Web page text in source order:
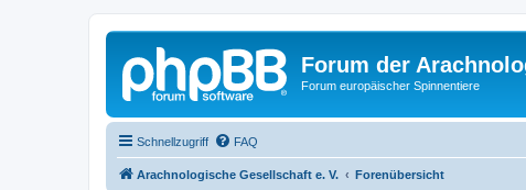
Forum der
Forum europäischer Spinnentiere
Schnellzugriff FAQ
Arachnologische Gesellschaft e. V. Forenübersicht